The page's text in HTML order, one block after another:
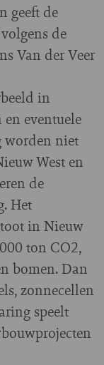
geeft de
de
Van der Veer
in
eventuele
worden niet
West en
de
Het
in Nieuw
ton CO2,
bomen. Dan
zonnecellen
speelt